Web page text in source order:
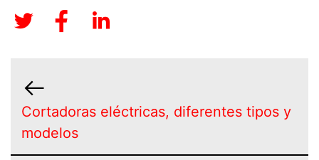
Cortadoras eléctricas, diferentes tipos y
modelos